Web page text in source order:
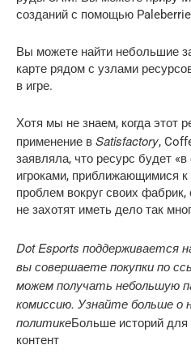
созданий с помощью
Вы можете найти небольшие
карте рядом с узлами
в игре.
Хотя мы не знаем, когда этот
применение в Satisfactory,
заявляла, что ресурс будет
игроками, приближающимися
проблем вокруг своих
не захотят иметь дело так
Dot Esports поддерживается
вы совершаете покупки по
можем получать небольшую
комиссию. Узнайте больше о
политикеБольше историй
контент